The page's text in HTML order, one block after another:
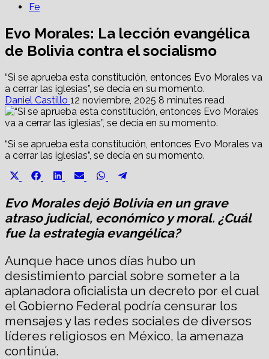
Fe
Evo Morales: La lección evangélica
de Bolivia contra el socialismo
“Si se aprueba esta constitución, entonces Evo Morales va
a cerrar las iglesias”, se decía en su momento.
Daniel Castillo 12 noviembre, 2025 8 minutes read
“Si se aprueba esta constitución, entonces Evo Morales va
a cerrar las iglesias”, se decía en su momento.
Share
Share
Facebook
Share
LinkedIn
Share
Email
Share
WhatsApp
Evo Morales dejó Bolivia en un grave
atraso judicial, económico y moral. ¿Cuál
fue la estrategia evangélica?
Aunque hace unos días hubo un
desistimiento parcial sobre someter a la
aplanadora oficialista un decreto por el cual
el Gobierno Federal podría censurar los
mensajes y las redes sociales de diversos
líderes religiosos en México, la amenaza
continúa.